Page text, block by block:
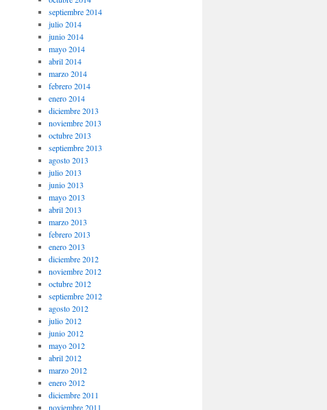
septiembre 2014
julio 2014
junio 2014
mayo 2014
abril 2014
marzo 2014
febrero 2014
enero 2014
diciembre 2013
noviembre 2013
octubre 2013
septiembre 2013
agosto 2013
julio 2013
junio 2013
mayo 2013
abril 2013
marzo 2013
febrero 2013
enero 2013
diciembre 2012
noviembre 2012
octubre 2012
septiembre 2012
agosto 2012
julio 2012
junio 2012
mayo 2012
abril 2012
marzo 2012
enero 2012
diciembre 2011
noviembre 2011